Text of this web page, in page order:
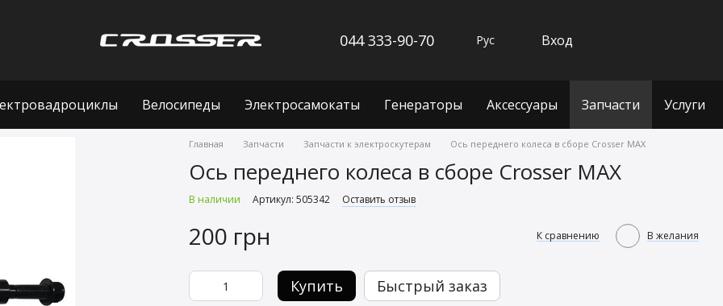
044 333-90-70 Рус Вход
Велосипеды Электросамокаты Генераторы Аксессуары Запчасти Услуги
Главная Запчасти Запчасти к электроскутерам Ось переднего колеса в сборе Crosser MAX
Ось переднего колеса в сборе Crosser MAX
В наличии Артикул: 505342 Оставить отзыв
200 грн К сравнению В желания
Купить Быстрый заказ